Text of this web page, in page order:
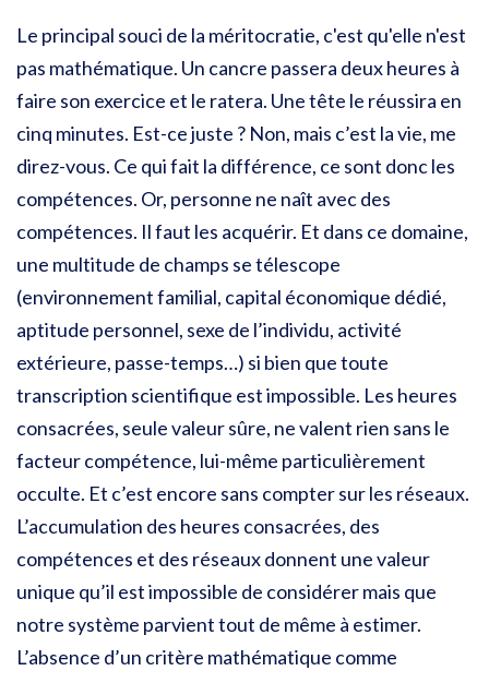
Le principal souci de la méritocratie, c'est qu'elle n'est
pas mathématique. Un cancre passera deux heures à
faire son exercice et le ratera. Une tête le réussira en
cinq minutes. Est-ce juste ? Non, mais c’est la vie, me
direz-vous. Ce qui fait la différence, ce sont donc les
compétences. Or, personne ne naît avec des
compétences. Il faut les acquérir. Et dans ce domaine,
une multitude de champs se télescope
(environnement familial, capital économique dédié,
aptitude personnel, sexe de l’individu, activité
extérieure, passe-temps…) si bien que toute
transcription scientifique est impossible. Les heures
consacrées, seule valeur sûre, ne valent rien sans le
facteur compétence, lui-même particulièrement
occulte. Et c’est encore sans compter sur les réseaux.
L’accumulation des heures consacrées, des
compétences et des réseaux donnent une valeur
unique qu’il est impossible de considérer mais que
notre système parvient tout de même à estimer.
L’absence d’un critère mathématique comme